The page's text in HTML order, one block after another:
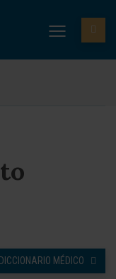
DICCIONARIO MÉDICO